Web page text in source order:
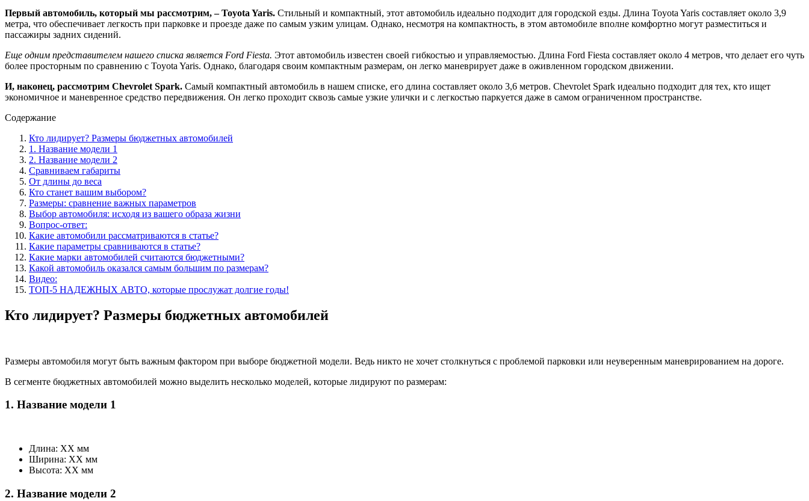
Первый автомобиль, который мы рассмотрим, – Toyota Yaris. Стильный и компактный, этот автомобиль идеально подходит для городской езды. Длина Toyota Yaris составляет около 3,9
метра, что обеспечивает легкость при парковке и проезде даже по самым узким улицам. Однако, несмотря на компактность, в этом автомобиле вполне комфортно могут разместиться и
пассажиры задних сидений.
Еще одним представителем нашего списка является Ford Fiesta. Этот автомобиль известен своей гибкостью и управляемостью. Длина Ford Fiesta составляет около 4 метров, что делает его чуть
более просторным по сравнению с Toyota Yaris. Однако, благодаря своим компактным размерам, он легко маневрирует даже в оживленном городском движении.
И, наконец, рассмотрим Chevrolet Spark. Самый компактный автомобиль в нашем списке, его длина составляет около 3,6 метров. Chevrolet Spark идеально подходит для тех, кто ищет
экономичное и маневренное средство передвижения. Он легко проходит сквозь самые узкие улички и с легкостью паркуется даже в самом ограниченном пространстве.
Содержание
Кто лидирует? Размеры бюджетных автомобилей
1. Название модели 1
2. Название модели 2
Сравниваем габариты
От длины до веса
Кто станет вашим выбором?
Размеры: сравнение важных параметров
Выбор автомобиля: исходя из вашего образа жизни
Вопрос-ответ:
Какие автомобили рассматриваются в статье?
Какие параметры сравниваются в статье?
Какие марки автомобилей считаются бюджетными?
Какой автомобиль оказался самым большим по размерам?
Видео:
ТОП-5 НАДЕЖНЫХ АВТО, которые прослужат долгие годы!
Кто лидирует? Размеры бюджетных автомобилей
Размеры автомобиля могут быть важным фактором при выборе бюджетной модели. Ведь никто не хочет столкнуться с проблемой парковки или неуверенным маневрированием на дороге.
В сегменте бюджетных автомобилей можно выделить несколько моделей, которые лидируют по размерам:
1. Название модели 1
Длина: XX мм
Ширина: XX мм
Высота: XX мм
2. Название модели 2